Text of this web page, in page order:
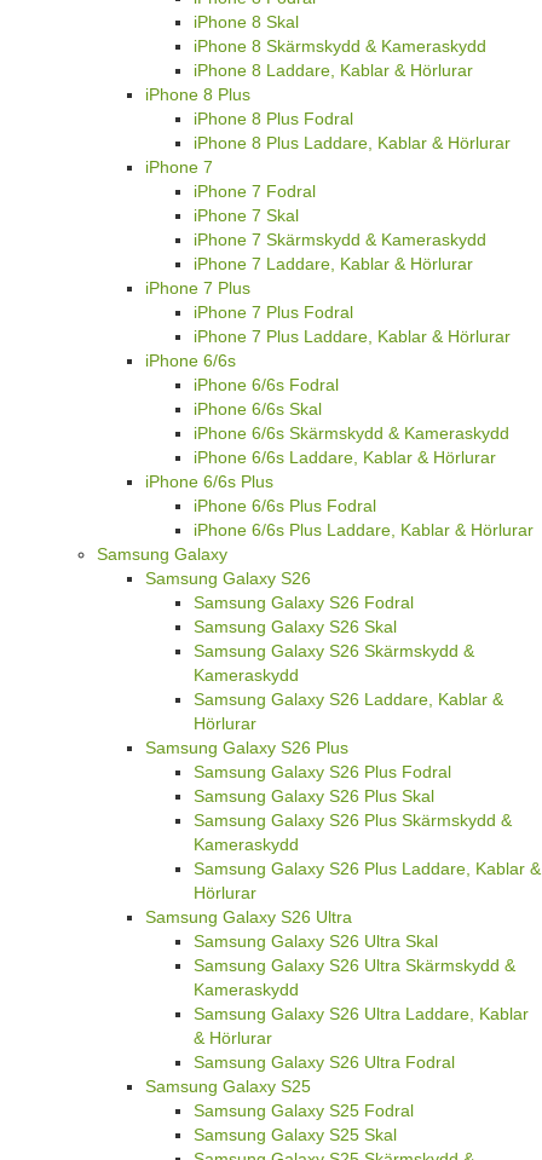
iPhone 8 Skal
iPhone 8 Skärmskydd & Kameraskydd
iPhone 8 Laddare, Kablar & Hörlurar
iPhone 8 Plus
iPhone 8 Plus Fodral
iPhone 8 Plus Laddare, Kablar & Hörlurar
iPhone 7
iPhone 7 Fodral
iPhone 7 Skal
iPhone 7 Skärmskydd & Kameraskydd
iPhone 7 Laddare, Kablar & Hörlurar
iPhone 7 Plus
iPhone 7 Plus Fodral
iPhone 7 Plus Laddare, Kablar & Hörlurar
iPhone 6/6s
iPhone 6/6s Fodral
iPhone 6/6s Skal
iPhone 6/6s Skärmskydd & Kameraskydd
iPhone 6/6s Laddare, Kablar & Hörlurar
iPhone 6/6s Plus
iPhone 6/6s Plus Fodral
iPhone 6/6s Plus Laddare, Kablar & Hörlurar
Samsung Galaxy
Samsung Galaxy S26
Samsung Galaxy S26 Fodral
Samsung Galaxy S26 Skal
Samsung Galaxy S26 Skärmskydd &
Kameraskydd
Samsung Galaxy S26 Laddare, Kablar &
Hörlurar
Samsung Galaxy S26 Plus
Samsung Galaxy S26 Plus Fodral
Samsung Galaxy S26 Plus Skal
Samsung Galaxy S26 Plus Skärmskydd &
Kameraskydd
Samsung Galaxy S26 Plus Laddare, Kablar &
Hörlurar
Samsung Galaxy S26 Ultra
Samsung Galaxy S26 Ultra Skal
Samsung Galaxy S26 Ultra Skärmskydd &
Kameraskydd
Samsung Galaxy S26 Ultra Laddare, Kablar
& Hörlurar
Samsung Galaxy S26 Ultra Fodral
Samsung Galaxy S25
Samsung Galaxy S25 Fodral
Samsung Galaxy S25 Skal